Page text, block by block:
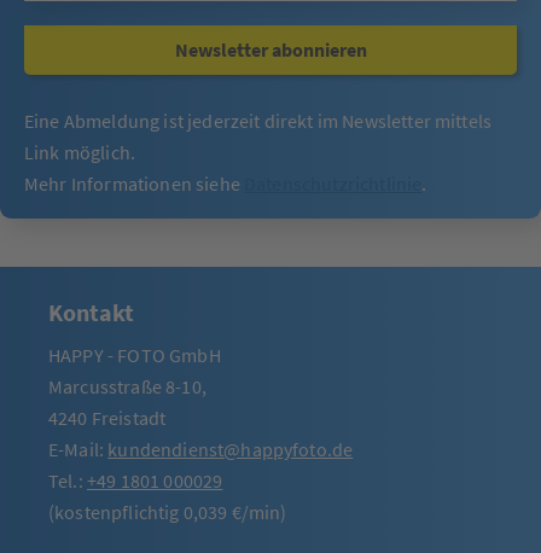
Newsletter abonnieren
Eine Abmeldung ist jederzeit direkt im Newsletter mittels
Link möglich.
Mehr Informationen siehe
.
Kontakt
HAPPY - FOTO GmbH
Marcusstraße 8-10,
4240 Freistadt
E-Mail: kundendienst@happyfoto.de
Tel.: +49 1801 000029
(kostenpflichtig 0,039 €/min)